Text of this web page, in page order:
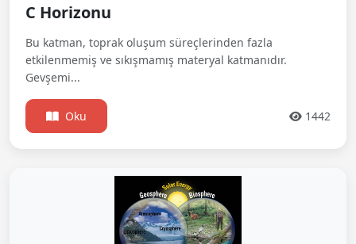
C Horizonu
Bu katman, toprak oluşum süreçlerinden fazla
etkilenmemiş ve sıkışmamış materyal katmanıdır.
Gevşemi...
Oku 1442